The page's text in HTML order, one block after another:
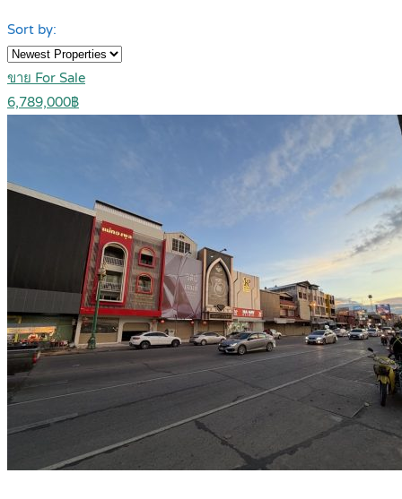
Sort by:
ขาย For Sale
6,789,000฿